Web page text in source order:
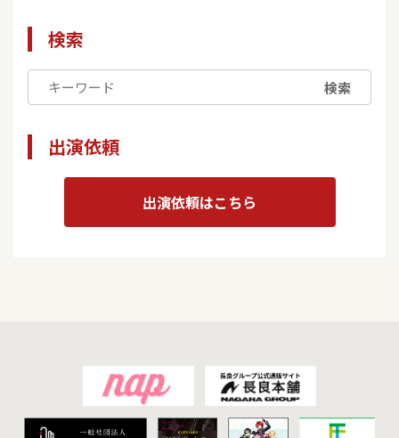
検索
検索
出演依頼
出演依頼はこちら